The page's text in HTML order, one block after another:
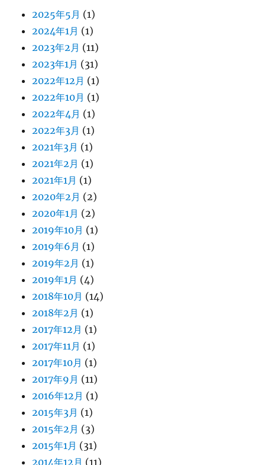
2025年5月 (1)
2024年1月 (1)
2023年2月 (11)
2023年1月 (31)
2022年12月 (1)
2022年10月 (1)
2022年4月 (1)
2022年3月 (1)
2021年3月 (1)
2021年2月 (1)
2021年1月 (1)
2020年2月 (2)
2020年1月 (2)
2019年10月 (1)
2019年6月 (1)
2019年2月 (1)
2019年1月 (4)
2018年10月 (14)
2018年2月 (1)
2017年12月 (1)
2017年11月 (1)
2017年10月 (1)
2017年9月 (11)
2016年12月 (1)
2015年3月 (1)
2015年2月 (3)
2015年1月 (31)
2014年12月 (11)